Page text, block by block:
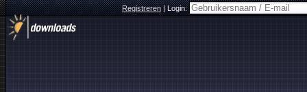
Registreren|Login: